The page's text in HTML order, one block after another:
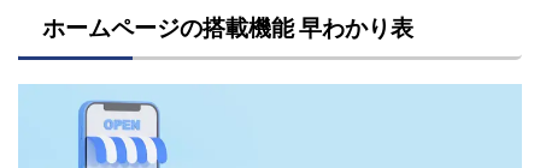
ホームページの搭載機能 早わかり表